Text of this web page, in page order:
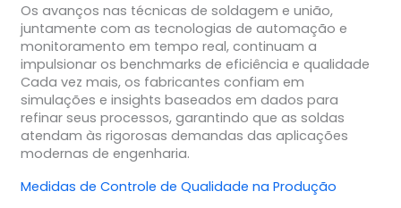
Os avanços nas técnicas de soldagem e união,
juntamente com as tecnologias de automação e
monitoramento em tempo real, continuam a
impulsionar os benchmarks de eficiência e qualidade
Cada vez mais, os fabricantes confiam em
simulações e insights baseados em dados para
refinar seus processos, garantindo que as soldas
atendam às rigorosas demandas das aplicações
modernas de engenharia.
Medidas de Controle de Qualidade na Produção